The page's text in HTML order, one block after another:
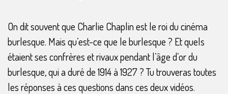
On dit souvent que Charlie Chaplin est le roi du cinéma
burlesque. Mais qu’est-ce que le burlesque ? Et quels
étaient ses confrères et rivaux pendant l’âge d’or du
burlesque, qui a duré de 1914 à 1927 ? Tu trouveras toutes
les réponses à ces questions dans ces deux vidéos.